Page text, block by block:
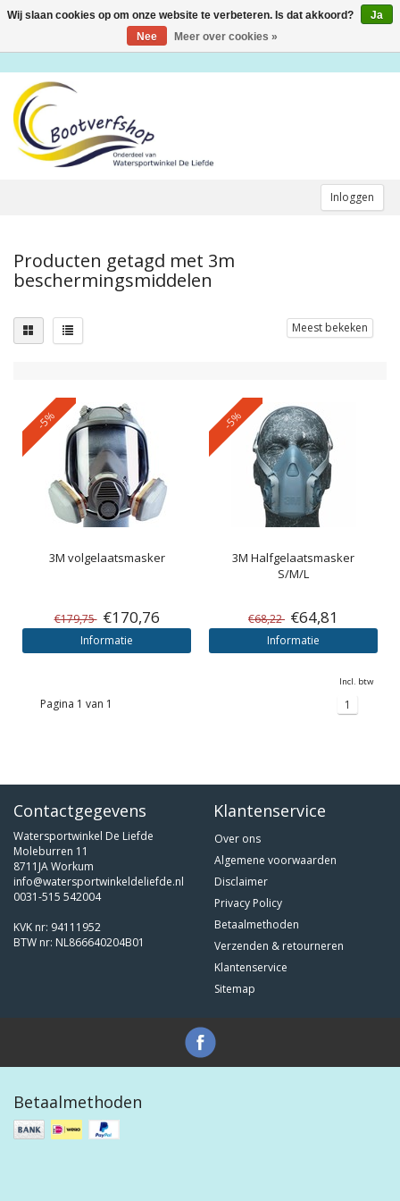
Inloggen
Toggle
Producten getagd met 3m
beschermingsmiddelen
Meest bekeken
-5%
3M volgelaatsmasker
€179,75 €170,76
Informatie
-5%
3M Halfgelaatsmasker
S/M/L
€68,22 €64,81
Informatie
Incl. btw
Pagina 1 van 1 1
Contactgegevens
Watersportwinkel De Liefde
Moleburren 11
8711JA Workum
info@watersportwinkeldeliefde.nl
0031-515 542004
KVK nr: 94111952
BTW nr: NL866640204B01
Klantenservice
Over ons
Algemene voorwaarden
Disclaimer
Privacy Policy
Betaalmethoden
Verzenden & retourneren
Klantenservice
Sitemap
Betaalmethoden
Wij slaan cookies op om onze website te verbeteren. Is dat akkoord?
Ja
Nee
Meer over cookies »